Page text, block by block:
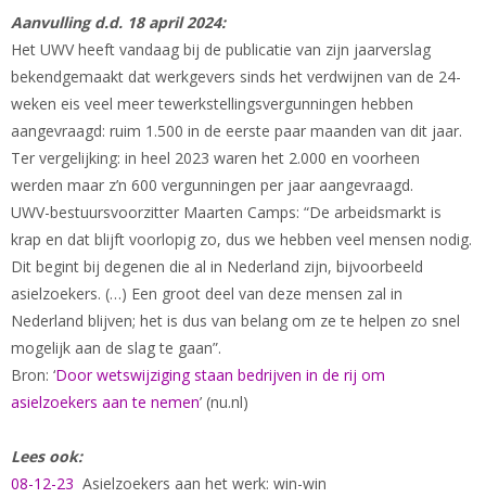
Aanvulling d.d. 18 april 2024:
Het UWV heeft vandaag bij de publicatie van zijn jaarverslag
bekendgemaakt dat werkgevers sinds het verdwijnen van de 24-
weken eis veel meer tewerkstellingsvergunningen hebben
aangevraagd: ruim 1.500 in de eerste paar maanden van dit jaar.
Ter vergelijking: in heel 2023 waren het 2.000 en voorheen
werden maar z’n 600 vergunningen per jaar aangevraagd.
UWV-bestuursvoorzitter Maarten Camps: “De arbeidsmarkt is
krap en dat blijft voorlopig zo, dus we hebben veel mensen nodig.
Dit begint bij degenen die al in Nederland zijn, bijvoorbeeld
asielzoekers. (…) Een groot deel van deze mensen zal in
Nederland blijven; het is dus van belang om ze te helpen zo snel
mogelijk aan de slag te gaan”.
Bron: ‘Door wetswijziging staan bedrijven in de rij om
asielzoekers aan te nemen’ (nu.nl)
Lees ook:
08-12-23 Asielzoekers aan het werk: win-win